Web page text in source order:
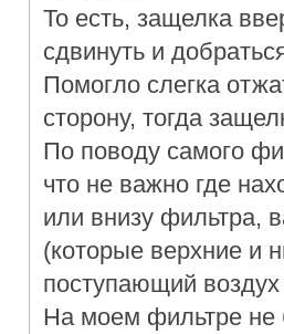
То есть, защелка
сдвинуть и
Помогло слегка
сторону, тогда
По поводу самого
что не важно где
или внизу фильтра,
(которые верхние и
поступающий
На моем фильтре не